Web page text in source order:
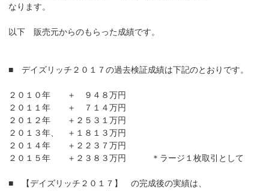
なります。
以下 販売元からのもらった成績です。
■ デイズリッチ２０１７の過去検証成績は下記のとおりです。
２０１０年 ＋ ９４８万円
２０１１年 ＋ ７１４万円
２０１２年 ＋２５３１万円
２０１３年、 ＋１８１３万円
２０１４年 ＋２２３７万円
２０１５年 ＋２３８３万円 ＊ラージ１枚取引として
■ 【デイズリッチ２０１７】 の完成後の実績は、